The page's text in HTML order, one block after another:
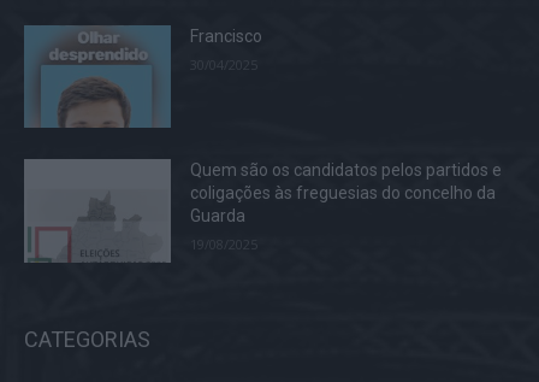
Francisco
30/04/2025
Quem são os candidatos pelos partidos e
coligações às freguesias do concelho da
Guarda
19/08/2025
CATEGORIAS